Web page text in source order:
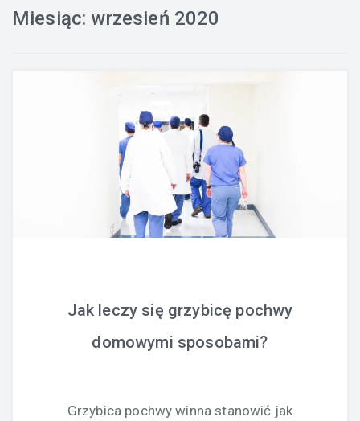
Miesiąc: wrzesień 2020
Jak leczy się grzybicę pochwy
domowymi sposobami?
Grzybica pochwy winna stanowić jak